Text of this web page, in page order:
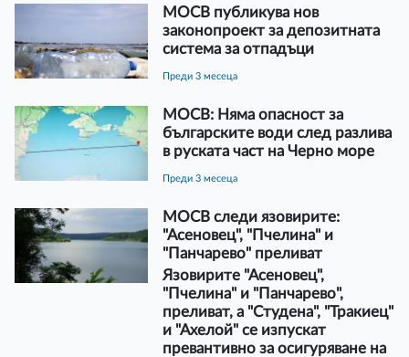
МОСВ публикува нов
законопроект за депозитната
система за отпадъци
преди 3 месеца
МОСВ: Няма опасност за
българските води след разлива
в руската част на Черно море
преди 3 месеца
МОСВ следи язовирите:
"Асеновец", "Пчелина" и
"Панчарево" преливат
Язовирите "Асеновец",
"Пчелина" и "Панчарево",
преливат, а "Студена", "Тракиец"
и "Ахелой" се изпускат
превантивно за осигуряване на